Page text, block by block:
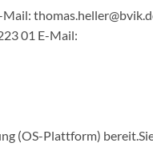
01 E-Mail:
(OS-Plattform)